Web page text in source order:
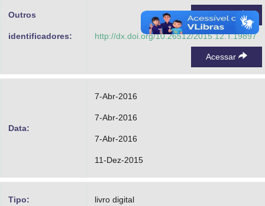
Outros
identificadores:
Acessar
http://dx.doi.org/10.26512/2015.12.T.19897
Acessar
Data:
7-Abr-2016
7-Abr-2016
7-Abr-2016
11-Dez-2015
Tipo: livro digital